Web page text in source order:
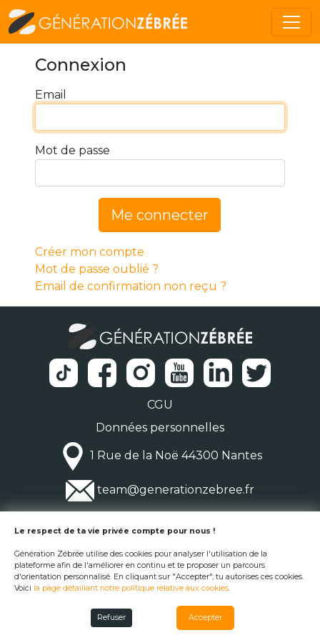
Connexion
Email
Mot de passe
Me connecter
Créer mon compte
Mot de passe oublié ?
Email de confirmation non reçu ?
CGU
Données personnelles
1 Rue de la Noë 44300 Nantes
team@generationzebree.fr
© Génération Zébrée 2026
Le respect de ta vie privée compte pour nous !
Génération Zébrée utilise des cookies pour analyser l'utilisation de la
plateforme afin de l'améliorer en continu et te proposer un parcours
d'orientation personnalisé. En cliquant sur "Accepter", tu autorises ces cookies.
Voici la page détaillant notre politique relative aux cookies.
Refuser Accepter